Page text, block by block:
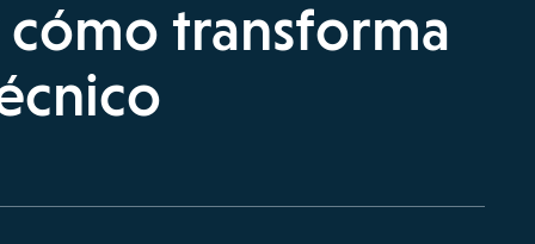
transforma